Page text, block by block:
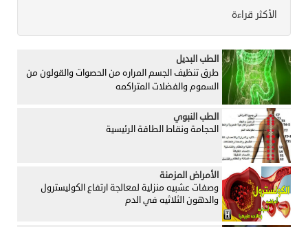
الأكثر قراءة
الطب البديل
طرق تنظيف الجسم المراره من الحصوات والقولون من
السموم والفضلات المتراكمه
الطب النبوي
الحجامة ونقاط الطاقة الرئيسية
الأمراض المزمنة
وصفات عشبيه منزلية لمعالجة ارتفاع الكوليسترول
والدهون الثلاثيه في الدم